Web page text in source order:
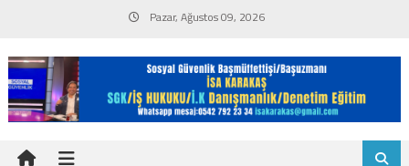
content
Pazar, Ağustos 09, 2026